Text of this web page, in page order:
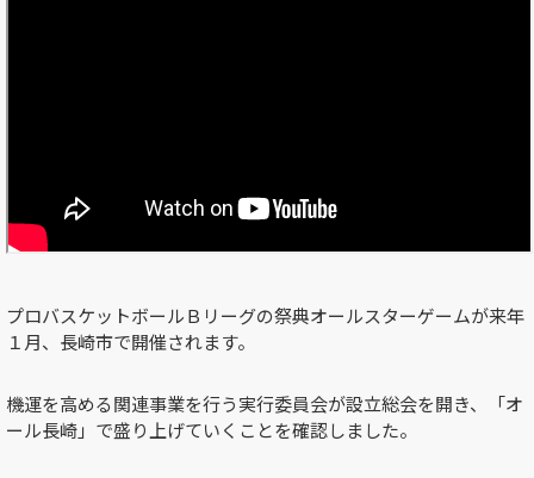
プロバスケットボールＢリーグの祭典オールスターゲームが来年
１月、長崎市で開催されます。
機運を高める関連事業を行う実行委員会が設立総会を開き、「オ
ール長崎」で盛り上げていくことを確認しました。